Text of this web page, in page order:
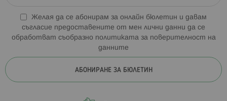
Желая да се абонирам за онлайн бюлетин и давам
съгласие предоставените от мен лични данни да се
обработват съобразно политиката за поверителност на
данните
АБОНИРАНЕ ЗА БЮЛЕТИН